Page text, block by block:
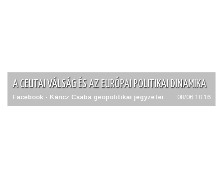
A CEUTAI VÁLSÁG ÉS AZ EURÓPAI POLITIKAI DINAMIKA
Facebook - Káncz Csaba geopolitikai jegyzetei 08/06 10:16